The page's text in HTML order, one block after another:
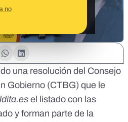
no
una resolución del Consejo
Gobierno (CTBG) que le
el listado con las
y forman parte de la